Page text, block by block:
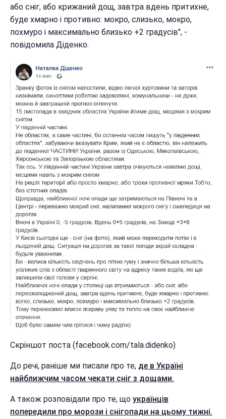
або сніг, або крижаний дощ, завтра вдень притихне,
буде хмарно і противно: мокро, слизько, мокро,
похмуро і максимально близько +2 градусів", -
повідомила Діденко.
Скріншот поста (facebook.com/tala.didenko)
До речі, раніше ми писали про те, де в Україні
найближчим часом чекати сніг з дощами.
А також розповідали про те, що українців
попередили про морози і снігопади на цьому тижні.